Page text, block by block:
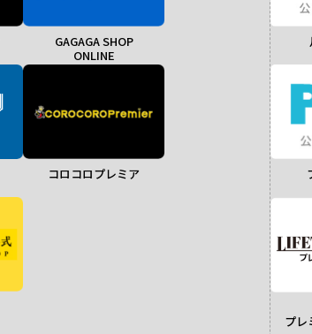
GAGAGA SHOP
ONLINE
コロコロプレミア
プレ